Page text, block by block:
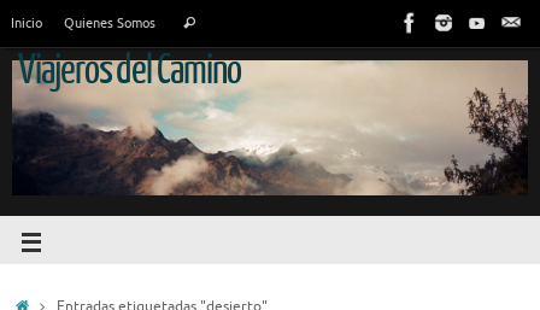
Inicio Quienes Somos
Viajeros del Camino